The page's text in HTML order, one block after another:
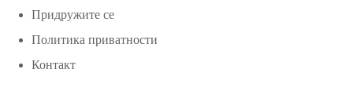
Придружите се
Политика приватности
Контакт